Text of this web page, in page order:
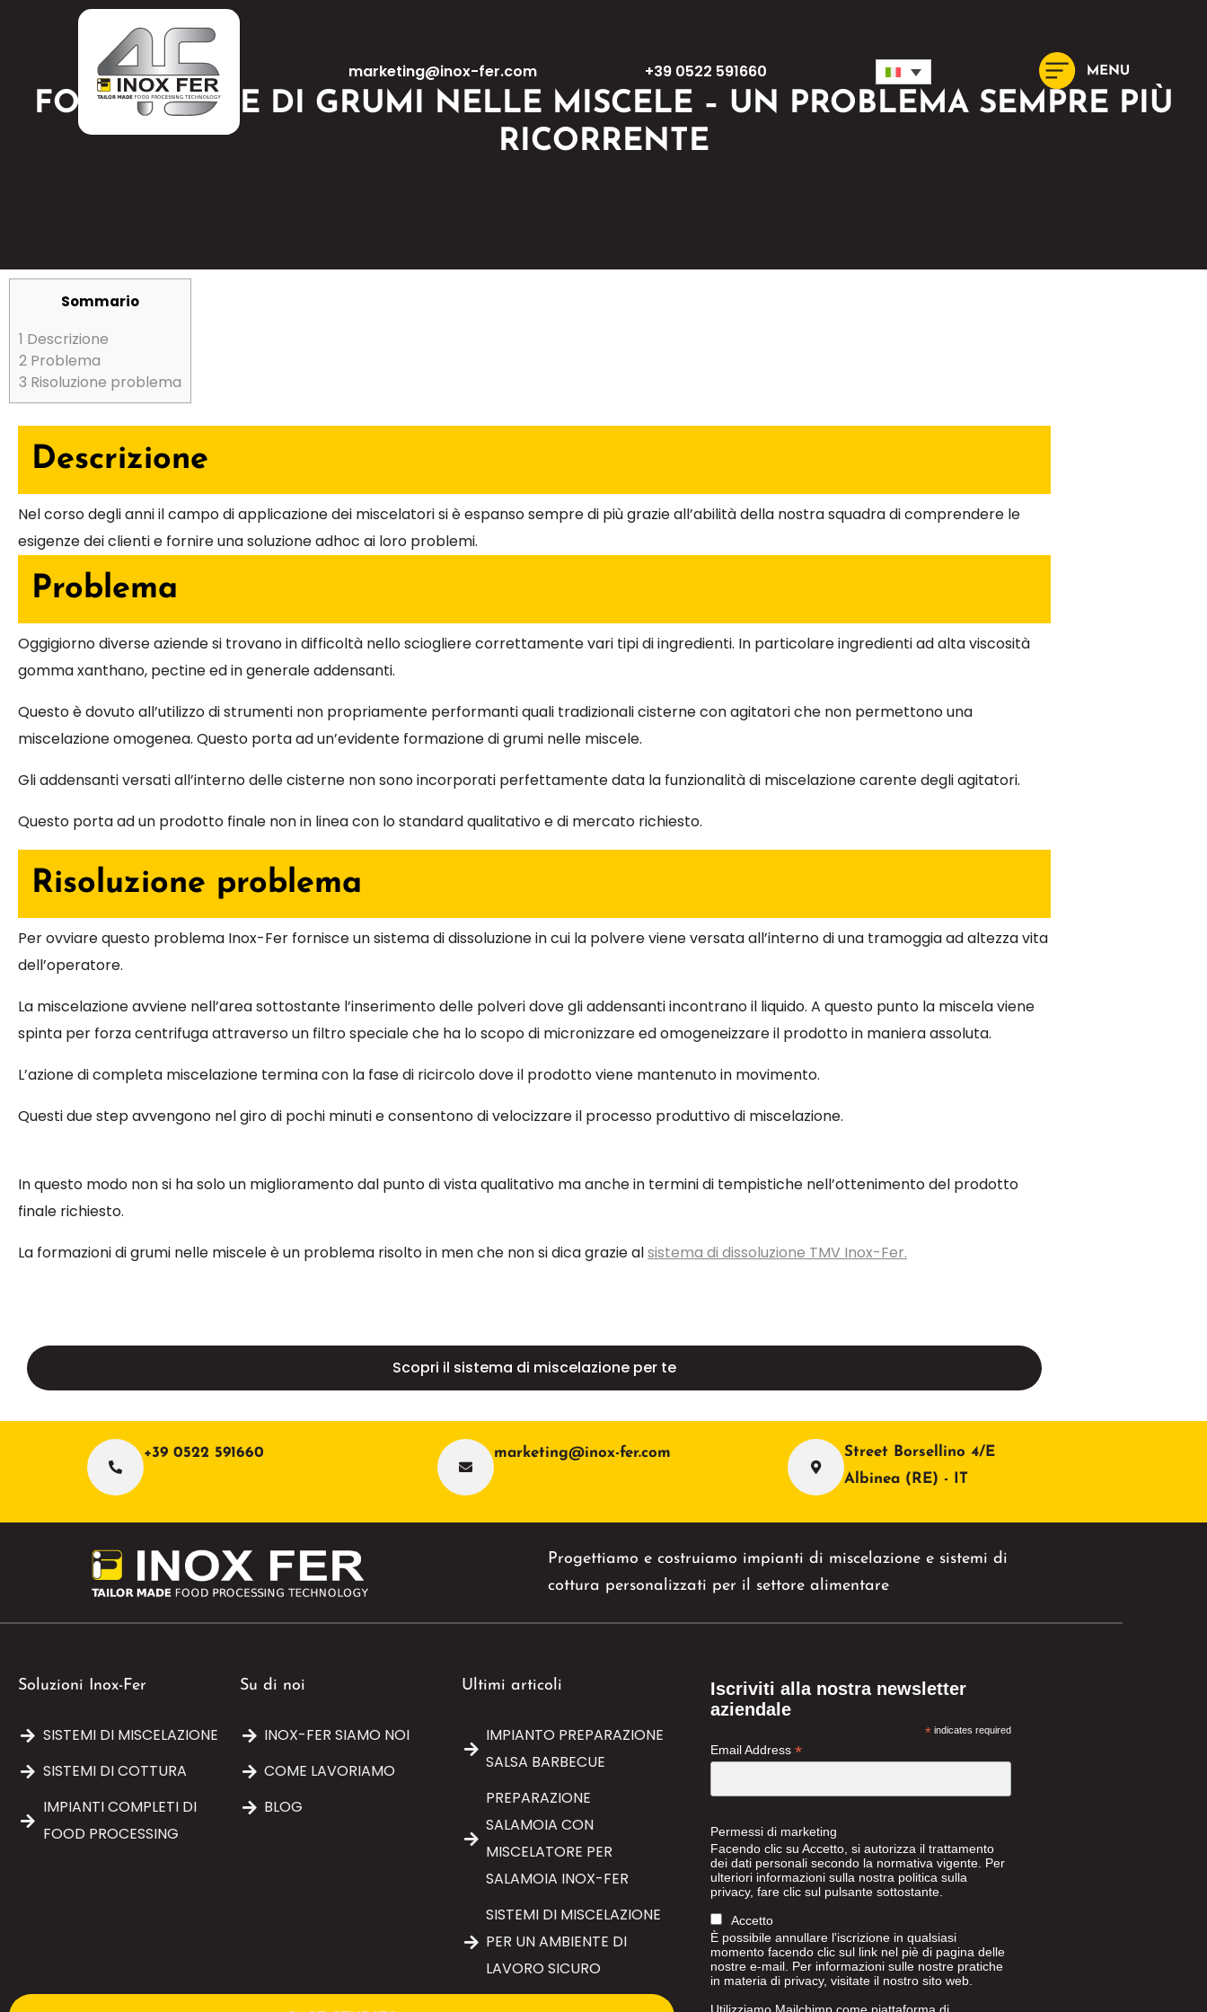
marketing@inox-fer.com +39 0522 591660
FORMAZIONE DI GRUMI NELLE MISCELE – UN PROBLEMA SEMPRE PIÙ
RICORRENTE
Sommario
1 Descrizione
2 Problema
3 Risoluzione problema
Descrizione
Nel corso degli anni il campo di applicazione dei miscelatori si è espanso sempre di più grazie all’abilità della nostra squadra di comprendere le
esigenze dei clienti e fornire una soluzione adhoc ai loro problemi.
Problema
Oggigiorno diverse aziende si trovano in difficoltà nello sciogliere correttamente vari tipi di ingredienti. In particolare ingredienti ad alta viscosità
gomma xanthano, pectine ed in generale addensanti.
Questo è dovuto all’utilizzo di strumenti non propriamente performanti quali tradizionali cisterne con agitatori che non permettono una
miscelazione omogenea. Questo porta ad un’evidente formazione di grumi nelle miscele.
Gli addensanti versati all’interno delle cisterne non sono incorporati perfettamente data la funzionalità di miscelazione carente degli agitatori.
Questo porta ad un prodotto finale non in linea con lo standard qualitativo e di mercato richiesto.
Risoluzione problema
Per ovviare questo problema Inox-Fer fornisce un sistema di dissoluzione in cui la polvere viene versata all’interno di una tramoggia ad altezza vita
dell’operatore.
La miscelazione avviene nell’area sottostante l’inserimento delle polveri dove gli addensanti incontrano il liquido. A questo punto la miscela viene
spinta per forza centrifuga attraverso un filtro speciale che ha lo scopo di micronizzare ed omogeneizzare il prodotto in maniera assoluta.
L’azione di completa miscelazione termina con la fase di ricircolo dove il prodotto viene mantenuto in movimento.
Questi due step avvengono nel giro di pochi minuti e consentono di velocizzare il processo produttivo di miscelazione.
In questo modo non si ha solo un miglioramento dal punto di vista qualitativo ma anche in termini di tempistiche nell’ottenimento del prodotto
finale richiesto.
La formazioni di grumi nelle miscele è un problema risolto in men che non si dica grazie alsistema di dissoluzione TMV Inox-Fer.
Scopri il sistema di miscelazione per te
+39 0522 591660 marketing@inox-fer.com
Street Borsellino 4/E
Albinea (RE) - IT
Progettiamo e costruiamo impianti di miscelazione e sistemi di
cottura personalizzati per il settore alimentare
Soluzioni Inox-Fer
SISTEMI DI MISCELAZIONE
SISTEMI DI COTTURA
IMPIANTI COMPLETI DI
FOOD PROCESSING
Su di noi
INOX-FER SIAMO NOI
COME LAVORIAMO
BLOG
Ultimi articoli
IMPIANTO PREPARAZIONE
SALSA BARBECUE
PREPARAZIONE
SALAMOIA CON
MISCELATORE PER
SALAMOIA INOX-FER
SISTEMI DI MISCELAZIONE
PER UN AMBIENTE DI
LAVORO SICURO
Iscriviti alla nostra newsletter
aziendale
* indicates required
Email Address *
Permessi di marketing
Facendo clic su Accetto, si autorizza il trattamento
dei dati personali secondo la normativa vigente. Per
ulteriori informazioni sulla nostra politica sulla
privacy, fare clic sul pulsante sottostante.
Accetto
È possibile annullare l'iscrizione in qualsiasi
momento facendo clic sul link nel piè di pagina delle
nostre e-mail. Per informazioni sulle nostre pratiche
in materia di privacy, visitate il nostro sito web.
Utilizziamo Mailchimp come piattaforma di